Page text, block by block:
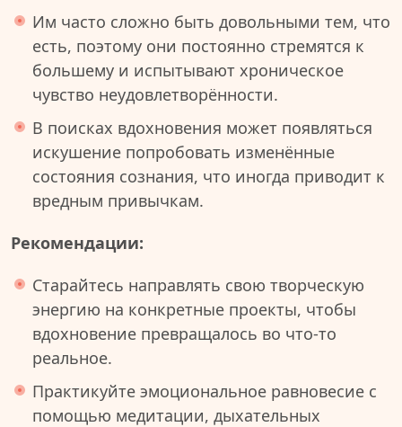
Им часто сложно быть довольными тем, что
есть, поэтому они постоянно стремятся к
большему и испытывают хроническое
чувство неудовлетворённости.
В поисках вдохновения может появляться
искушение попробовать изменённые
состояния сознания, что иногда приводит к
вредным привычкам.
Рекомендации:
Старайтесь направлять свою творческую
энергию на конкретные проекты, чтобы
вдохновение превращалось во что-то
реальное.
Практикуйте эмоциональное равновесие с
помощью медитации, дыхательных